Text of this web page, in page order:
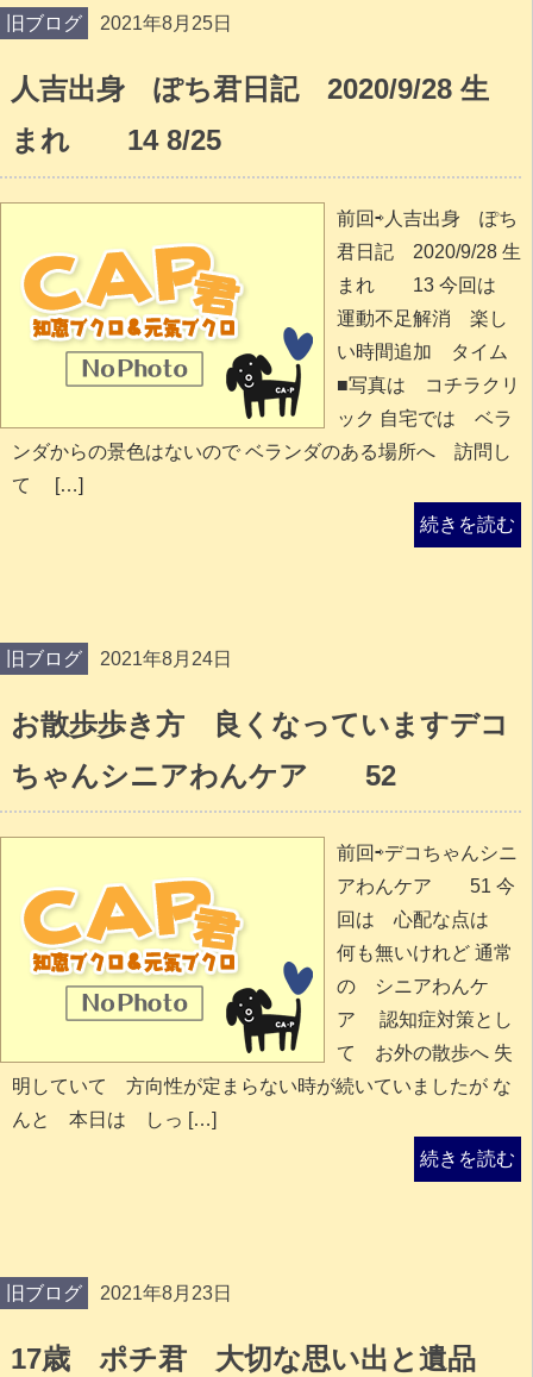
旧ブログ 2021年8月25日
人吉出身 ぽち君日記 2020/9/28 生
まれ 14 8/25
前回⇨人吉出身 ぽち
君日記 2020/9/28 生
まれ 13 今回は
運動不足解消 楽し
い時間追加 タイム
■写真は コチラクリ
ック 自宅では ベラ
ンダからの景色はないので ベランダのある場所へ 訪問し
て […]
続きを読む
旧ブログ 2021年8月24日
お散歩歩き方 良くなっていますデコ
ちゃんシニアわんケア 52
前回⇨デコちゃんシニ
アわんケア 51 今
回は 心配な点は
何も無いけれど 通常
の シニアわんケ
ア 認知症対策とし
て お外の散歩へ 失
明していて 方向性が定まらない時が続いていましたが な
んと 本日は しっ […]
続きを読む
旧ブログ 2021年8月23日
17歳 ポチ君 大切な思い出と遺品